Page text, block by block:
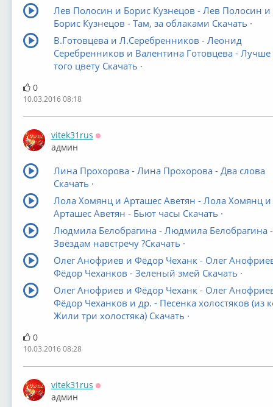
Лев Полосин и Борис Кузнецов - Лев Полосин и
Борис Кузнецов - Там, за облаками Скачать ·
В.Готовцева и Л.Серебренников - Леонид
Серебренников и Валентина Готовцева - Лучше
того цвету Скачать ·
0
10.03.2016 08:18
vitek31rus
админ
Лина Прохорова - Лина Прохорова - Два слова
Скачать ·
Лола Хомянц и Арташес Аветян - Лола Хомянц и
Арташес Аветян - Бьют часы Скачать ·
Людмила Белобрагина - Людмила Белобрагина -
Звёздам навстречу ?Скачать ·
Олег Анофриев и Фёдор Чеханк - Олег
Фёдор Чеханков - Зеленый змей Скачать ·
Олег Анофриев и Фёдор Чеханк - Олег
Фёдор Чеханков и др. - Песенка холостяков (из
Жили три холостяка) Скачать ·
0
10.03.2016 08:28
vitek31rus
админ